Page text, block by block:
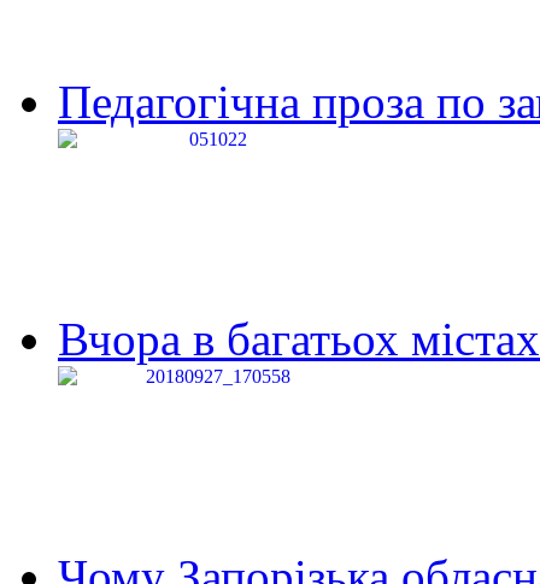
Педагогічна проза по
Вчора в багатьох